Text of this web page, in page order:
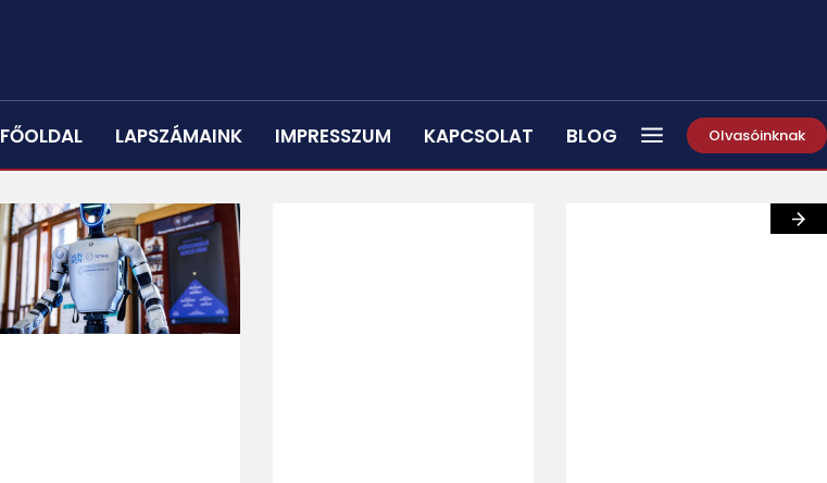
FŐOLDAL LAPSZÁMAINK IMPRESSZUM KAPCSOLAT BLOG Olvasóinknak